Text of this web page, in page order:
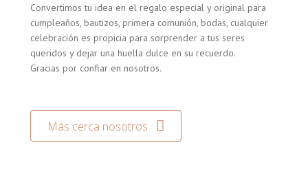
Convertimos tu idea en el regalo especial y original para
cumpleaños, bautizos, primera comunión, bodas, cualquier
celebración es propicia para sorprender a tus seres
queridos y dejar una huella dulce en su recuerdo.
Gracias por confiar en nosotros.
Más cerca nosotros